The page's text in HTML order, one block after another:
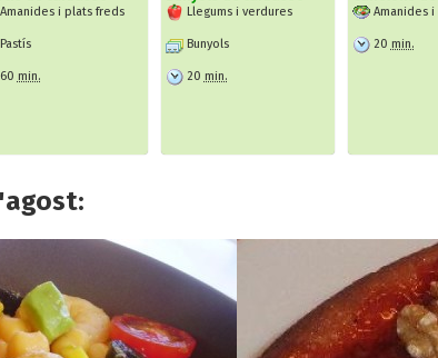
i plats freds
Pastís
min.
Llegums i verdures
Bunyols
20 min.
Amanides i
20 min.